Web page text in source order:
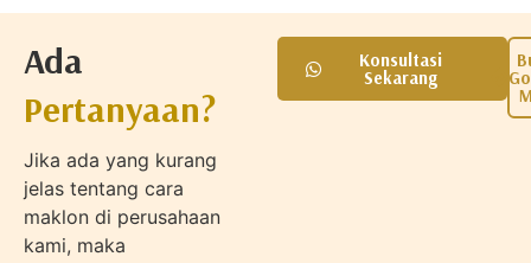
Ada
Pertanyaan?
Jika ada yang kurang
jelas tentang cara
maklon di perusahaan
kami, maka
Konsultasi
Sekarang